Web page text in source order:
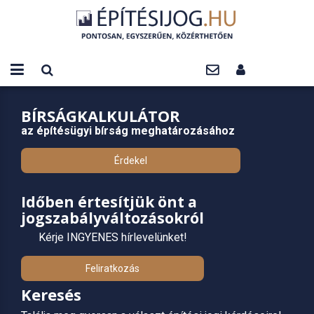
BÍRSÁGKALKULÁTOR
az építésügyi bírság meghatározásához
Érdekel
Időben értesítjük önt a
jogszabályváltozásokról
Kérje INGYENES hírlevelünket!
Feliratkozás
Keresés